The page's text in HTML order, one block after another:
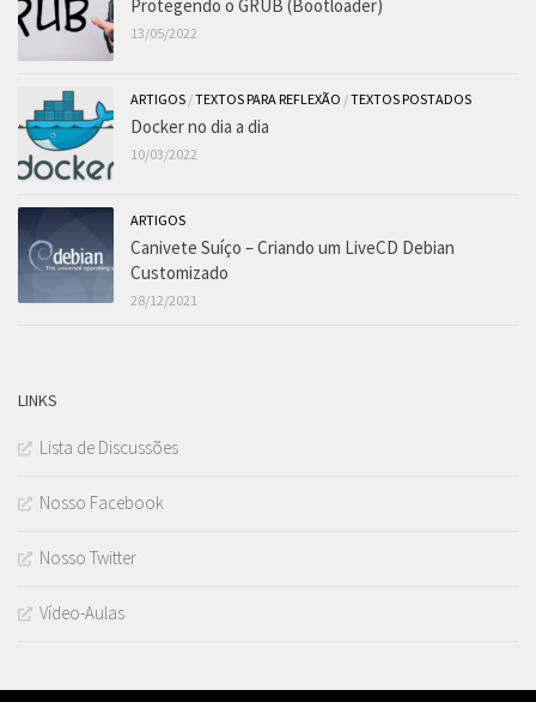
Protegendo o GRUB (Bootloader)
13/05/2022
ARTIGOS /TEXTOS PARA REFLEXÃO /TEXTOS POSTADOS
Docker no dia a dia
10/03/2022
ARTIGOS
Canivete Suíço – Criando um LiveCD Debian
Customizado
28/12/2021
LINKS
Lista de Discussões
Nosso Facebook
Nosso Twitter
Vídeo-Aulas